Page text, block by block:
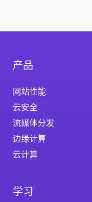
产品
网站性能
云安全
流媒体分发
边缘计算
云计算
学习